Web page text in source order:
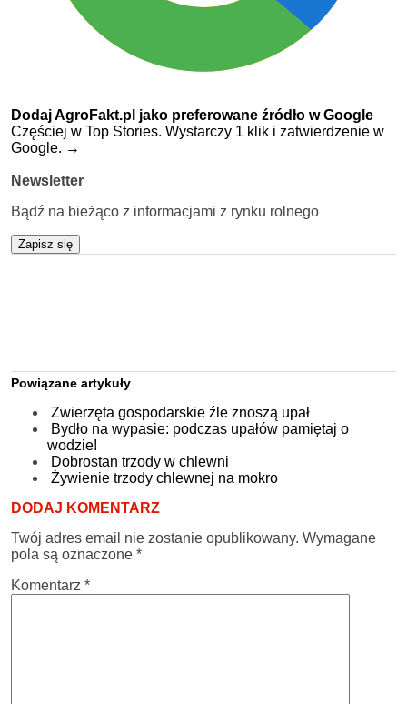
Dodaj AgroFakt.pl jako preferowane źródło w Google
Częściej w Top Stories. Wystarczy 1 klik i zatwierdzenie w
Google. →
Newsletter
Bądź na bieżąco z informacjami z rynku rolnego
Zapisz się
Powiązane artykuły
Zwierzęta gospodarskie źle znoszą upał
Bydło na wypasie: podczas upałów pamiętaj o
wodzie!
Dobrostan trzody w chlewni
Żywienie trzody chlewnej na mokro
DODAJ KOMENTARZ
Twój adres email nie zostanie opublikowany. Wymagane
pola są oznaczone *
Komentarz *